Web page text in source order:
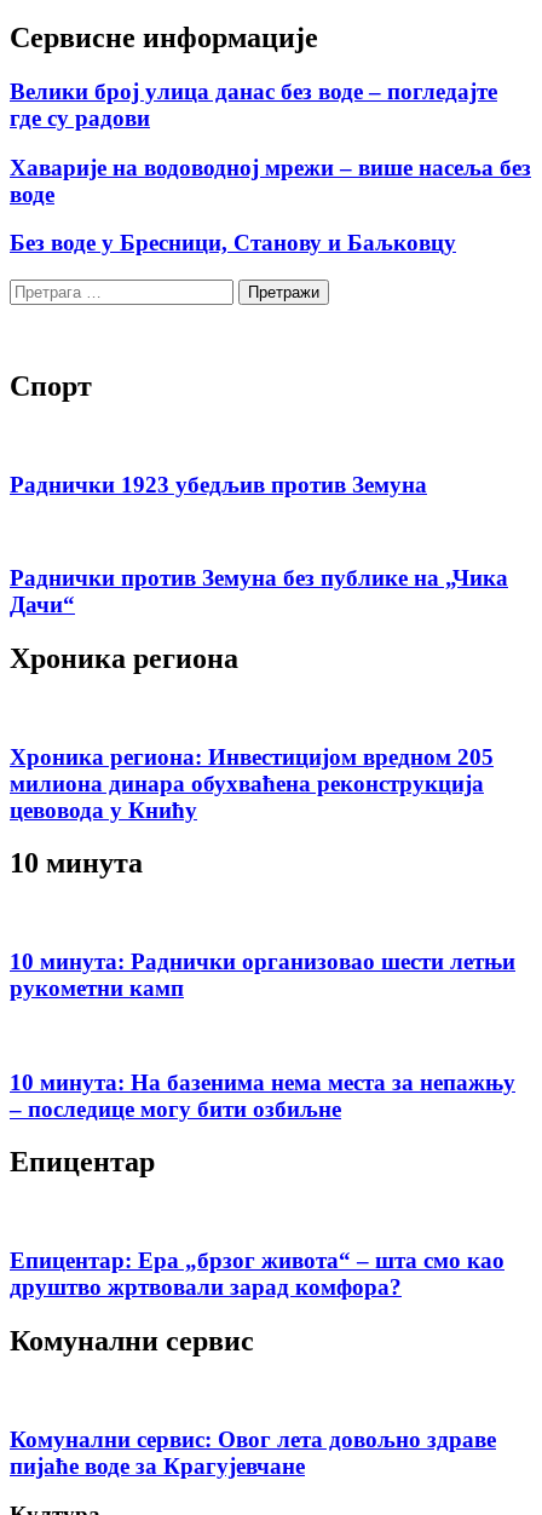
Сервисне информације
Велики број улица данас без воде – погледајте
где су радови
Хаварије на водоводној мрежи – више насеља без
воде
Без воде у Бресници, Станову и Баљковцу
Претрага
за:
Спорт
Раднички 1923 убедљив против Земуна
Раднички против Земуна без публике на „Чика
Дачи“
Хроника региона
Хроника региона: Инвестицијом вредном 205
милиона динара обухваћена реконструкција
цевовода у Книћу
10 минута
10 минута: Раднички организовао шести летњи
рукометни камп
10 минута: На базенима нема места за непажњу
– последице могу бити озбиљне
Епицентар
Епицентар: Ера „брзог живота“ – шта смо као
друштво жртвовали зарад комфора?
Комунални сервис
Комунални сервис: Овог лета довољно здраве
пијаће воде за Крагујевчане